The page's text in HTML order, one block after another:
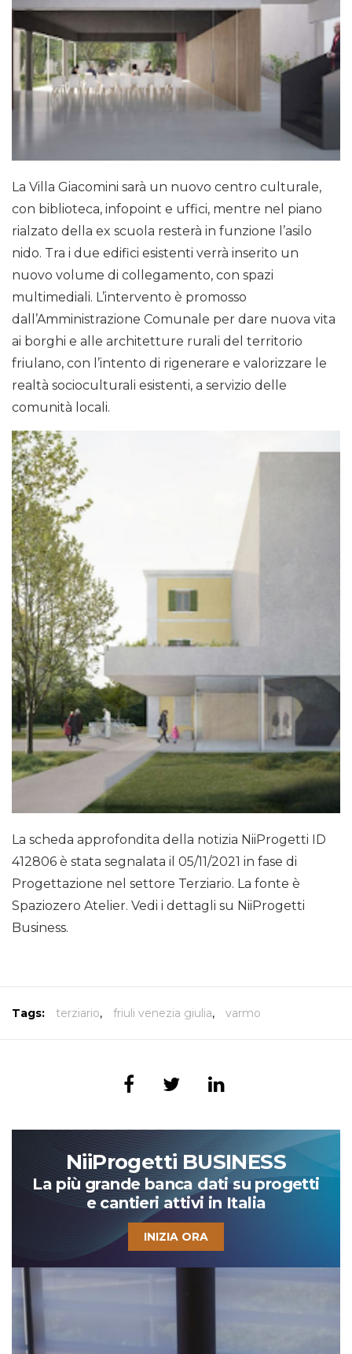
La Villa Giacomini sarà un nuovo centro culturale,
con biblioteca, infopoint e uffici, mentre nel piano
rialzato della ex scuola resterà in funzione l’asilo
nido. Tra i due edifici esistenti verrà inserito un
nuovo volume di collegamento, con spazi
multimediali. L’intervento è promosso
dall’Amministrazione Comunale per dare nuova vita
ai borghi e alle architetture rurali del territorio
friulano, con l’intento di rigenerare e valorizzare le
realtà socioculturali esistenti, a servizio delle
comunità locali.
La scheda approfondita della notizia NiiProgetti ID
412806 è stata segnalata il 05/11/2021 in fase di
Progettazione nel settore Terziario. La fonte è
Spaziozero Atelier. Vedi i dettagli su NiiProgetti
Business.
Tags: terziario, friuli venezia giulia, varmo
NiiProgetti BUSINESS
La più grande banca dati su progetti
e cantieri attivi in Italia
INIZIA ORA